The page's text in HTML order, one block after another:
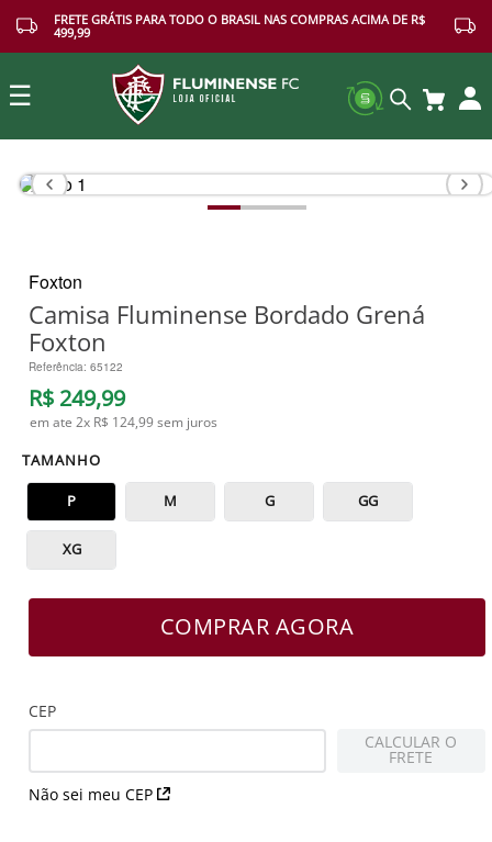
FRETE GRÁTIS PARA TODO O BRASIL NAS COMPRAS ACIMA DE R$
499,99
☰
Buscar
Foxton
Camisa Fluminense Bordado Grená
Foxton
Referência: 65122
R$ 249,99
em ate 2x R$ 124,99sem juros
TAMANHO
P M G GG
XG
COMPRAR AGORA
CEP
Não sei meu CEP
CALCULAR O
FRETE